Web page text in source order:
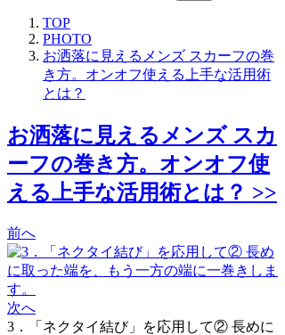
TOP
PHOTO
お洒落に見えるメンズ スカーフの巻
き方。オンオフ使える上手な活用術
とは？
お洒落に見えるメンズ スカ
ーフの巻き方。オンオフ使
える上手な活用術とは？ >>
前へ
次へ
3．「ネクタイ結び」を応用して② 長めに